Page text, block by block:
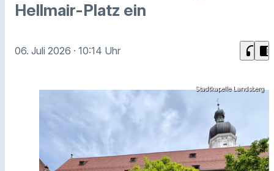
Hellmair-Platz ein
06. Juli 2026 · 10:14 Uhr headphones chrome_reader_mode
Stadtkapelle Landsberg